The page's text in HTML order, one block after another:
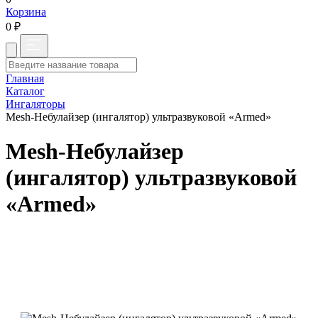
Корзина
0 ₽
Главная
Каталог
Ингаляторы
Mesh-Небулайзер (ингалятор) ультразвуковой «Armed»
Mesh-Небулайзер
(ингалятор) ультразвуковой
«Armed»